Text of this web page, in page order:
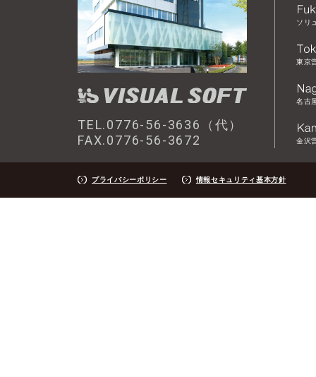
TEL.0776-56-3636（代）
FAX.0776-56-3672
ソリ
東京
名古
金沢
プライバシーポリシー 情報セキュリティ基本方針